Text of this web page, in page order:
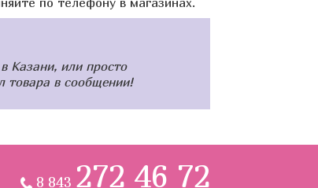
Казани, или просто
товара в сообщении!
8 843 272 46 72